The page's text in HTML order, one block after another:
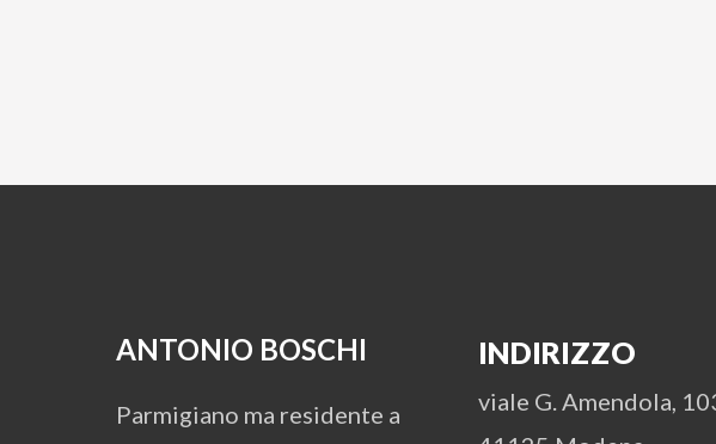
ANTONIO BOSCHI
Parmigiano ma residente a
INDIRIZZO
viale G. Amendola,